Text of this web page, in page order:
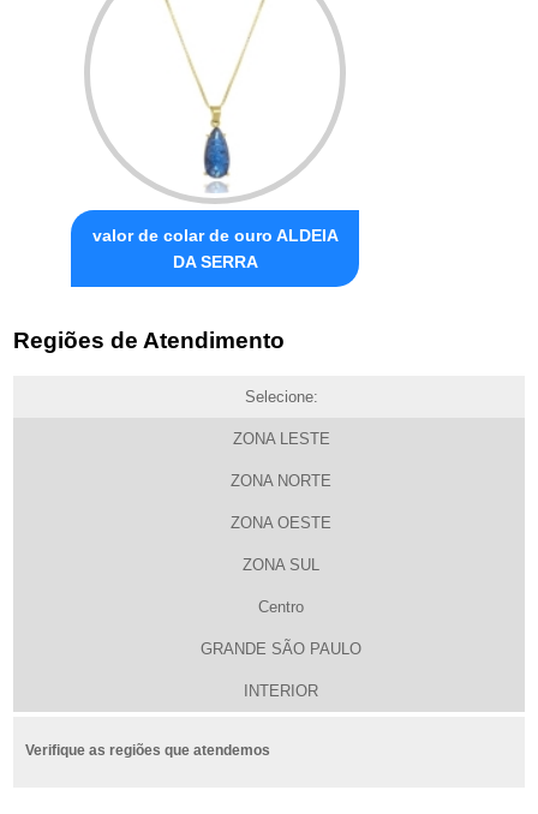
valor de colar de ouro ALDEIA
DA SERRA
Regiões de Atendimento
Selecione:
ZONA LESTE
ZONA NORTE
ZONA OESTE
ZONA SUL
Centro
GRANDE SÃO PAULO
INTERIOR
Verifique as regiões que atendemos